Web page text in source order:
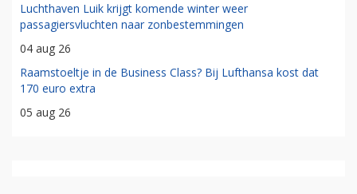
Luchthaven Luik krijgt komende winter weer
passagiersvluchten naar zonbestemmingen
04 aug 26
Raamstoeltje in de Business Class? Bij Lufthansa kost dat
170 euro extra
05 aug 26